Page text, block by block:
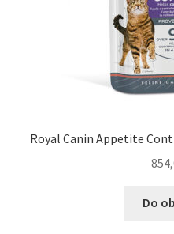
Royal Canin Appetite
Do